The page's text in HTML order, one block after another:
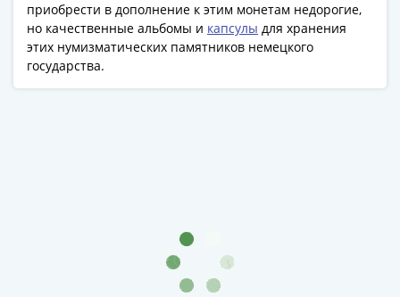
приобрести в дополнение к этим монетам недорогие,
но качественные альбомы и капсулы для хранения
этих нумизматических памятников немецкого
государства.